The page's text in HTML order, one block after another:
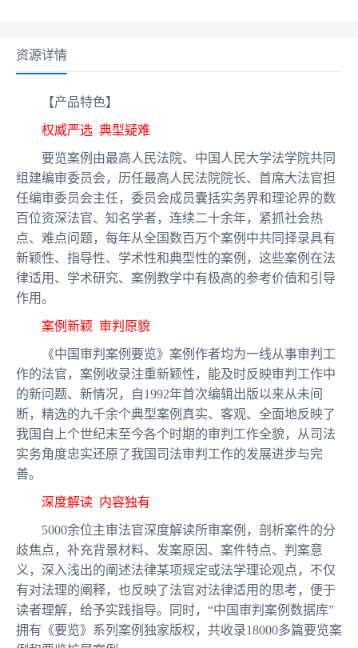
资源详情
【产品特色】
权威严选 典型疑难
要览案例由最高人民法院、中国人民大学法学院共同
组建编审委员会，历任最高人民法院院长、首席大法官担
任编审委员会主任，委员会成员囊括实务界和理论界的数
百位资深法官、知名学者，连续二十余年，紧抓社会热
点、难点问题，每年从全国数百万个案例中共同择录具有
新颖性、指导性、学术性和典型性的案例，这些案例在法
律适用、学术研究、案例教学中有极高的参考价值和引导
作用。
案例新颖 审判原貌
《中国审判案例要览》案例作者均为一线从事审判工
作的法官，案例收录注重新颖性，能及时反映审判工作中
的新问题、新情况，自1992年首次编辑出版以来从未间
断，精选的九千余个典型案例真实、客观、全面地反映了
我国自上个世纪末至今各个时期的审判工作全貌，从司法
实务角度忠实还原了我国司法审判工作的发展进步与完
善。
深度解读 内容独有
5000余位主审法官深度解读所审案例，剖析案件的分
歧焦点，补充背景材料、发案原因、案件特点、判案意
义，深入浅出的阐述法律某项规定或法学理论观点，不仅
有对法理的阐释，也反映了法官对法律适用的思考，便于
读者理解，给予实践指导。同时，“中国审判案例数据库”
拥有《要览》系列案例独家版权，共收录18000多篇要览案